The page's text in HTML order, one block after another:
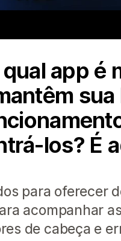
app é
los? É
para oferecer
acompanhar
de cabeça e